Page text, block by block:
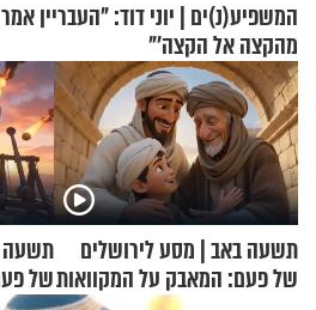
המשפיע(נ)ים | יוני דוד: "העבריין
מהקצה אל הקצה'"
תשעה באב | מסע לירושלים
של פעם: המאבק על המקוואות
תשעה
של